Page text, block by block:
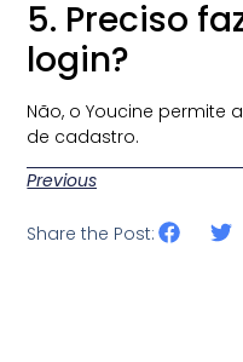
5. Preciso
login?
Não, o Youcine
de cadastro.
Previous
Share the Post: